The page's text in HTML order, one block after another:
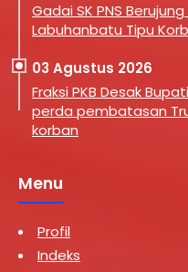
Gadai SK PNS
Labuhanbatu Tipu
03 Agustus 2026
Fraksi PKB Desak
perda pembatasan
korban
Menu
Profil
Indeks